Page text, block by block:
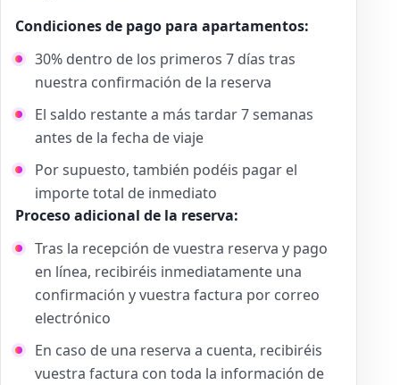
Condiciones de pago para apartamentos:
30% dentro de los primeros 7 días tras
nuestra confirmación de la reserva
El saldo restante a más tardar 7 semanas
antes de la fecha de viaje
Por supuesto, también podéis pagar el
importe total de inmediato
Proceso adicional de la reserva:
Tras la recepción de vuestra reserva y pago
en línea, recibiréis inmediatamente una
confirmación y vuestra factura por correo
electrónico
En caso de una reserva a cuenta, recibiréis
vuestra factura con toda la información de